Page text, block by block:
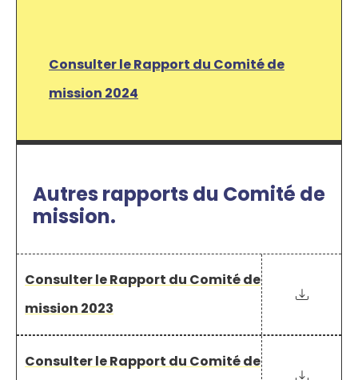
Consulter le Rapport du Comité de
mission 2024
Autres rapports du Comité de
mission.
Consulter le Rapport du Comité de
mission 2023
Consulter le Rapport du Comité de